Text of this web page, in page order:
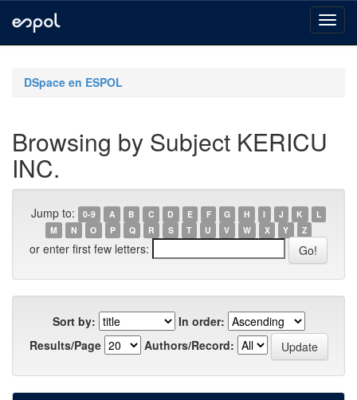
navigationDSpace en ESPOL
Browsing by Subject KERICU
INC.
Jump to: 0-9 A B C D E F G H I J K
L
M
N O P Q R S T U V W X Y Z
or enter first few letters:
Sort by:
In order:
Results/Page
Authors/Record: